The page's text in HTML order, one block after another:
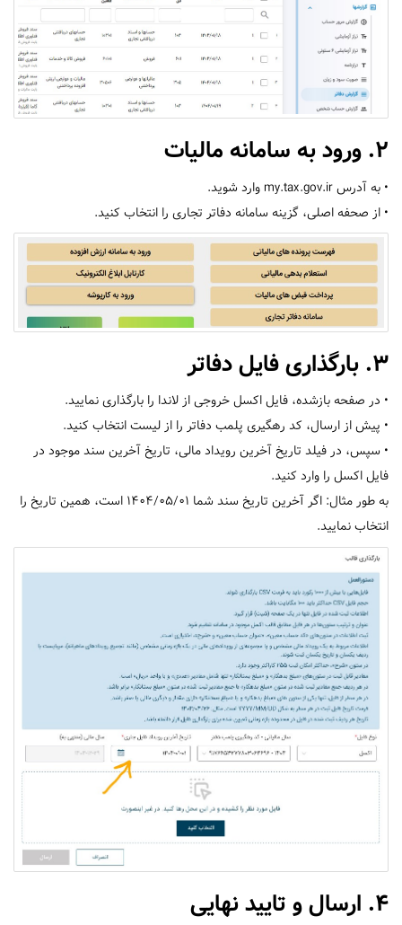
2. ورود به سامانه مالیات
• به آدرس my.tax.gov.ir وارد شوید.
• از صحفه اصلی، گزینه سامانه دفاتر تجاری را انتخاب کنید.
3. بارگذاری فایل دفاتر
• در صفحه بازشده، فایل اکسل خروجی از لاندا را بارگذاری نمایید.
• پیش از ارسال، کد رهگیری پلمب دفاتر را از لیست انتخاب کنید.
• سپس، در فیلد تاریخ آخرین رویداد مالی، تاریخ آخرین سند موجود در
فایل اکسل را وارد کنید.
به‌ طور مثال: اگر آخرین تاریخ سند شما 1404/05/01 است، همین تاریخ را
انتخاب نمایید.
4. ارسال و تایید نهایی